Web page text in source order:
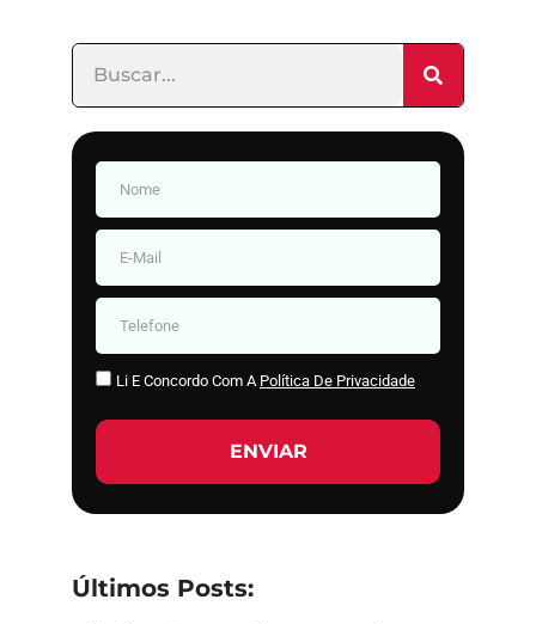
Li E Concordo Com A Política De Privacidade
ENVIAR
Últimos Posts: